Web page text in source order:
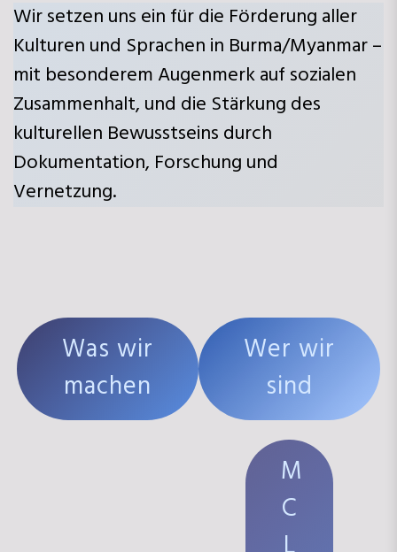
Wir setzen uns ein für die Förderung aller
Kulturen und Sprachen in Burma/Myanmar –
mit besonderem Augenmerk auf sozialen
Zusammenhalt, und die Stärkung des
kulturellen Bewusstseins durch
Dokumentation, Forschung und
Vernetzung.
Was wir
machen
Wer wir
sind
M
C